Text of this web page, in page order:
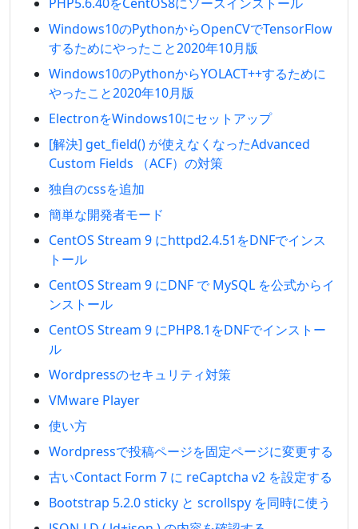
Windows10のPythonからOpenCVでTensorFlow
するためにやったこと2020年10月版
Windows10のPythonからYOLACT++するために
やったこと2020年10月版
ElectronをWindows10にセットアップ
[解決] get_field() が使えなくなったAdvanced
Custom Fields （ACF）の対策
独自のcssを追加
簡単な開発者モード
CentOS Stream 9 にhttpd2.4.51をDNFでインス
トール
CentOS Stream 9 にDNF で MySQL を公式からイ
ンストール
CentOS Stream 9 にPHP8.1をDNFでインストー
ル
Wordpressのセキュリティ対策
VMware Player
使い方
Wordpressで投稿ページを固定ページに変更する
古いContact Form 7 に reCaptcha v2 を設定する
Bootstrap 5.2.0 sticky と scrollspy を同時に使う